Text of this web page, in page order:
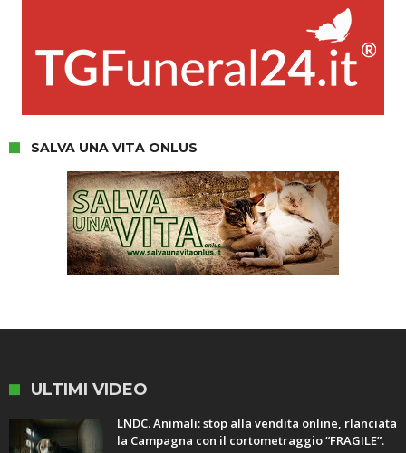
SALVA UNA VITA ONLUS
ULTIMI VIDEO
LNDC. Animali: stop alla vendita online, rlanciata
la Campagna con il cortometraggio “FRAGILE”.